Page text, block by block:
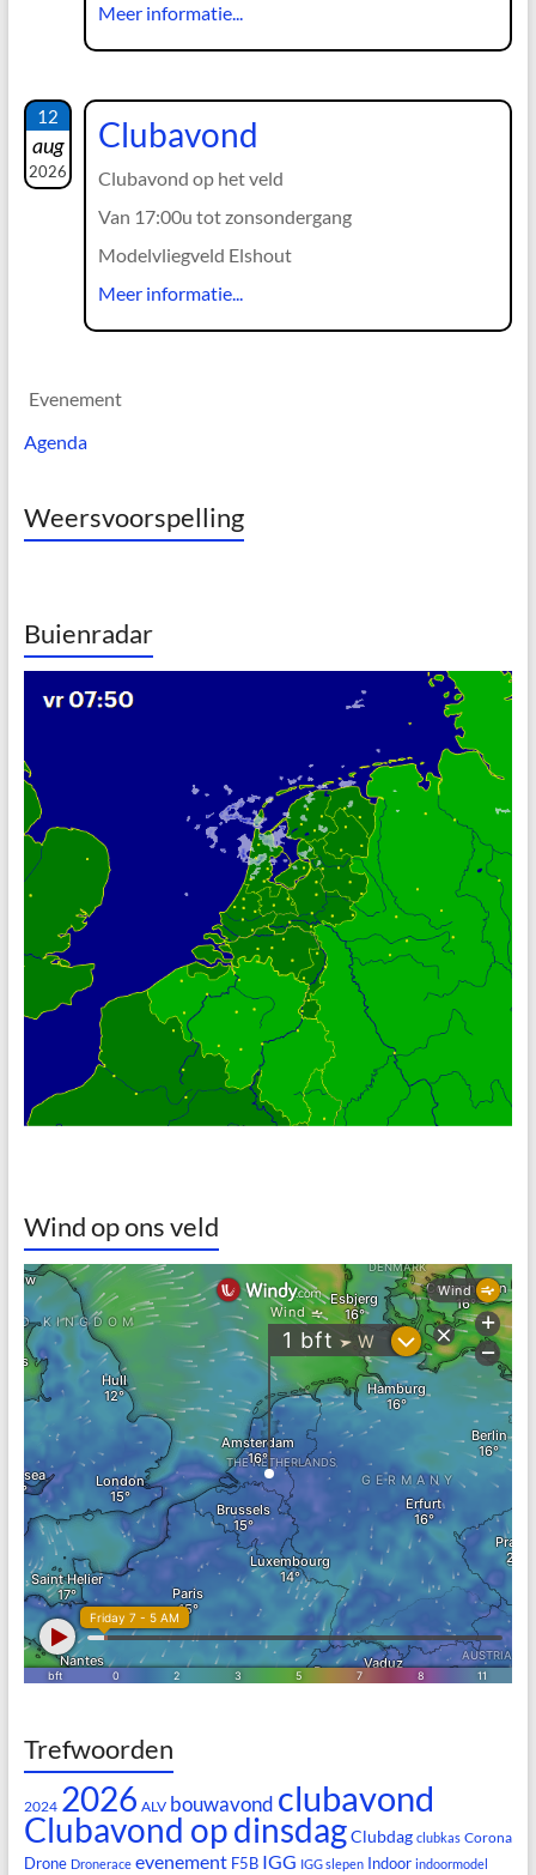
Meer informatie...
12
aug
2026
Clubavond
Clubavond op het veld
Van 17:00u tot zonsondergang
Modelvliegveld Elshout
Meer informatie...
Evenement
Agenda
Weersvoorspelling
Buienradar
Wind op ons veld
Trefwoorden
2024 2026 ALV bouwavond clubavond
Clubavond op dinsdagClubdag clubkas Corona
Drone Dronerace evenement F5B IGG IGG slepen Indoor indoormodel